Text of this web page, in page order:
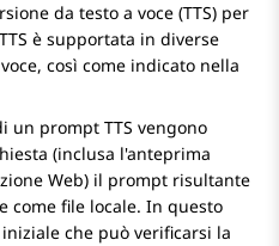
da testo a voce (TTS) per
è supportata in diverse
così come indicato nella
un prompt TTS vengono
(inclusa l'anteprima
Web) il prompt risultante
come file locale. In questo
che può verificarsi la